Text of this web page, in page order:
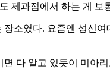
제과점에서 하는 게 보
소였다. 요즘엔 성신
다 알고 있듯이 미아